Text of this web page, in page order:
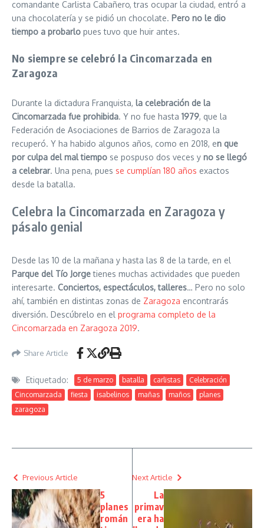
comandante Carlista Cabañero, tras ocupar la ciudad, entró a
una chocolatería y se pidió un chocolate. Pero no le dio
tiempo a probarlo pues tuvo que huir antes.
No siempre se celebró la Cincomarzada en
Zaragoza
Durante la dictadura Franquista, la celebración de la
Cincomarzada fue prohibida. Y no fue hasta 1979, que la
Federación de Asociaciones de Barrios de Zaragoza la
recuperó. Y ha habido algunos años, como en 2018, en que
por culpa del mal tiempo se pospuso dos veces y no se llegó
a celebrar. Una pena, pues se cumplían 180 años exactos
desde la batalla.
Celebra la Cincomarzada en Zaragoza y
pásalo genial
Desde las 10 de la mañana y hasta las 8 de la tarde, en el
Parque del Tío Jorgetienes muchas actividades que pueden
interesarte. Conciertos, espectáculos, talleres… Pero no solo
ahí, también en distintas zonas de Zaragoza encontrarás
diversión. Descúbrelo en el programa completo de la
Cincomarzada en Zaragoza 2019.
Share Article
Etiquetado: 5 de marzo batalla carlistas
Celebración
Cincomarzada
fiesta isabelinos mañas maños
planes
zaragoza
Previous Article
5
planes
román
Next Article
La
primav
era ha